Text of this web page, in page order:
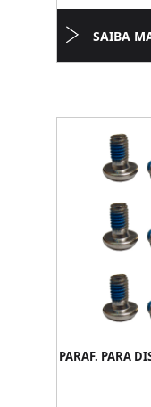
SAIBA
PARAF. PARA